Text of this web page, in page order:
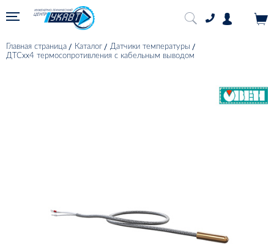
Главная страница Каталог
Датчики температуры
ДТСхх4 термосопротивления с кабельным выводом